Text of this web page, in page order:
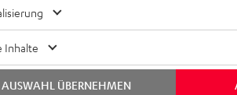
Inhalte
AUSWAHL ÜBERNEHMEN